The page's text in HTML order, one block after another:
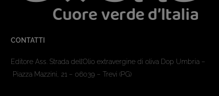
CONTATTI
Editore Ass. Strada dell’Olio extravergine di oliva Dop Umbria –
Piazza Mazzini, 21 – 06039 – Trevi (PG)